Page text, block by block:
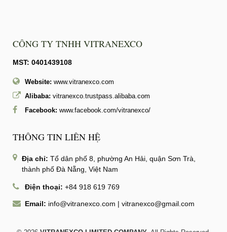
CÔNG TY TNHH VITRANEXCO
MST: 0401439108
Website: www.vitranexco.com
Alibaba: vitranexco.trustpass.alibaba.com
Facebook: www.facebook.com/vitranexco/
THÔNG TIN LIÊN HỆ
Địa chỉ: Tổ dân phố 8, phường An Hải, quận Sơn Trà,
thành phố Đà Nẵng, Việt Nam
Điện thoại: +84 918 619 769
Email: info@vitranexco.com | vitranexco@gmail.com